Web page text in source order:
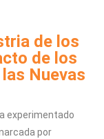
de los
de los
Nuevas
experimentado
por